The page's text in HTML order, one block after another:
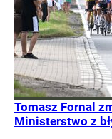
Tomasz Fornal
Ministerstwo z